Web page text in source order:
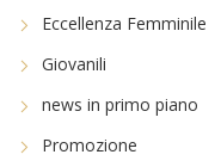
Eccellenza Femminile
Giovanili
news in primo piano
Promozione